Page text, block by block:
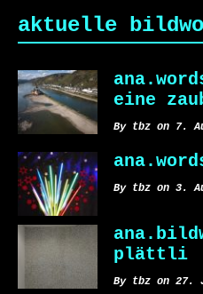
aktuelle
eine
By tbz on 7.
By tbz on 3.
plättli
By tbz on 27.